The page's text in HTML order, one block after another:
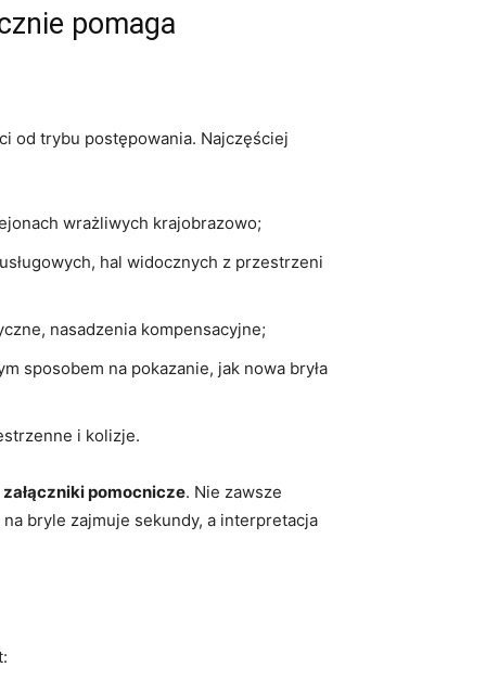
pomaga
od trybu postępowania. Najczęściej
wrażliwych krajobrazowo;
hal widocznych z przestrzeni
nasadzenia kompensacyjne;
sposobem na pokazanie, jak nowa bryła
i kolizje.
pomocnicze. Nie zawsze
bryle zajmuje sekundy, a interpretacja